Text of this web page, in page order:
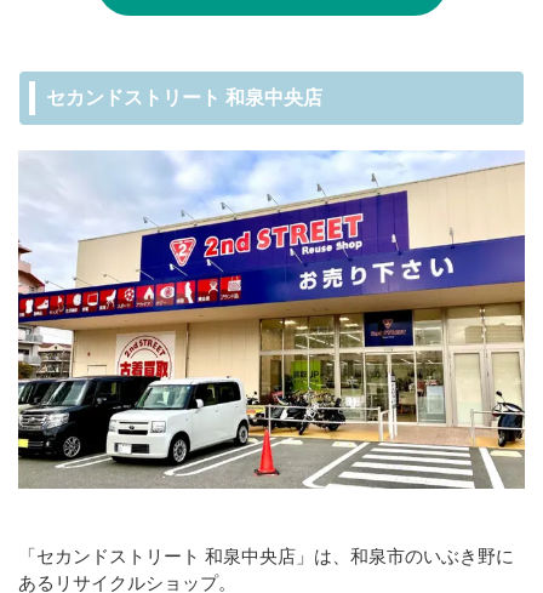
セカンドストリート 和泉中央店
「セカンドストリート 和泉中央店」は、和泉市のいぶき野に
あるリサイクルショップ。